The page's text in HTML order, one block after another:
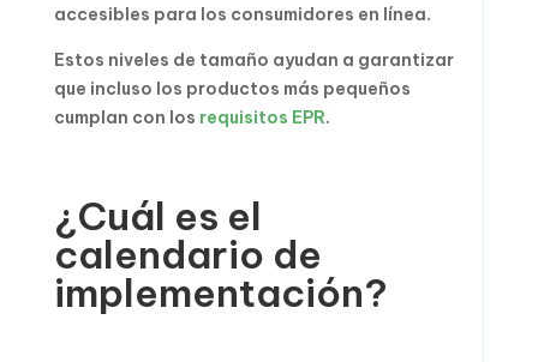
accesibles para los consumidores en línea.
Estos niveles de tamaño ayudan a garantizar
que incluso los productos más pequeños
cumplan con los requisitos EPR.
¿Cuál es el
calendario de
implementación?